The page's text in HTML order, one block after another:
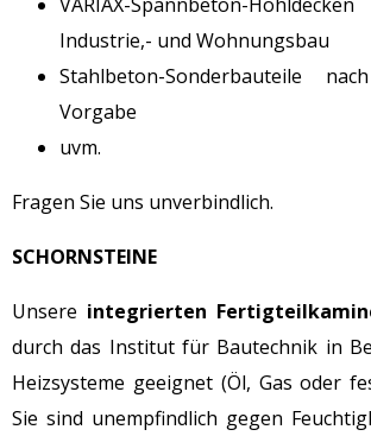
Industrie,- und Wohnungsbau
Stahlbeton-Sonderbauteile
Vorgabe
uvm.
Fragen Sie uns unverbindlich.
SCHORNSTEINE
Unsere integrierten
durch das Institut für Bautechnik in
Heizsysteme geeignet (Öl, Gas oder
Sie sind unempfindlich gegen